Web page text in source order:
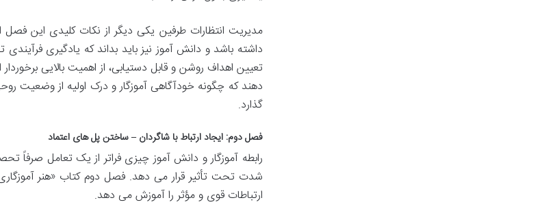
مدیریت انتظارات طرفین یکی دیگر از نکات کلیدی این فصل
داشته باشد و دانش آموز نیز باید بداند که یادگیری
تعیین اهداف روشن و قابل دستیابی، از اهمیت بالایی
دهند که چگونه خودآگاهی آموزگار و درک اولیه از وضعیت
گذارد.
فصل دوم: ایجاد ارتباط با شاگردان – ساختن پل های اعتماد
رابطه آموزگار و دانش آموز چیزی فراتر از یک تعامل
شدت تحت تأثیر قرار می دهد. فصل دوم کتاب «هنر
ارتباطات قوی و مؤثر را آموزش می دهد.